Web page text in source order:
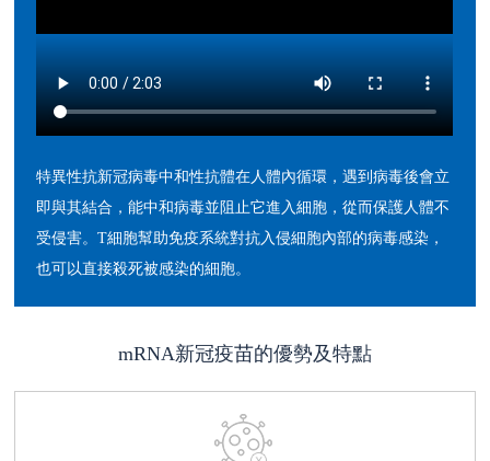
特異性抗新冠病毒中和性抗體在人體內循環，遇到病毒後會立
即與其結合，能中和病毒並阻止它進入細胞，從而保護人體不
受侵害。T細胞幫助免疫系統對抗入侵細胞內部的病毒感染，
也可以直接殺死被感染的細胞。
mRNA新冠疫苗的優勢及特點